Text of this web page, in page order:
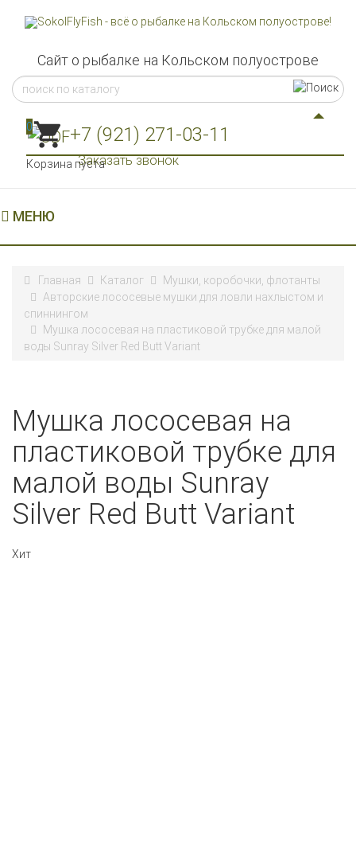
Сайт о рыбалке на Кольском полуострове
+7 (921) 271-03-11
Заказать звонок
0
Корзина пуста
МЕНЮ
Главная Каталог
Мушки, коробочки, флотанты
Авторские лососевые мушки для ловли нахлыстом и
спиннингом
Мушка лососевая на пластиковой трубке для малой
воды Sunray Silver Red Butt Variant
Мушка лососевая на
пластиковой трубке для
малой воды Sunray
Silver Red Butt Variant
Хит